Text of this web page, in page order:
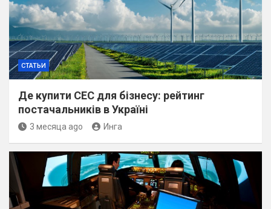
СТАТЬИ
Де купити СЕС для бізнесу: рейтинг
постачальників в Україні
3 месяца ago Инга